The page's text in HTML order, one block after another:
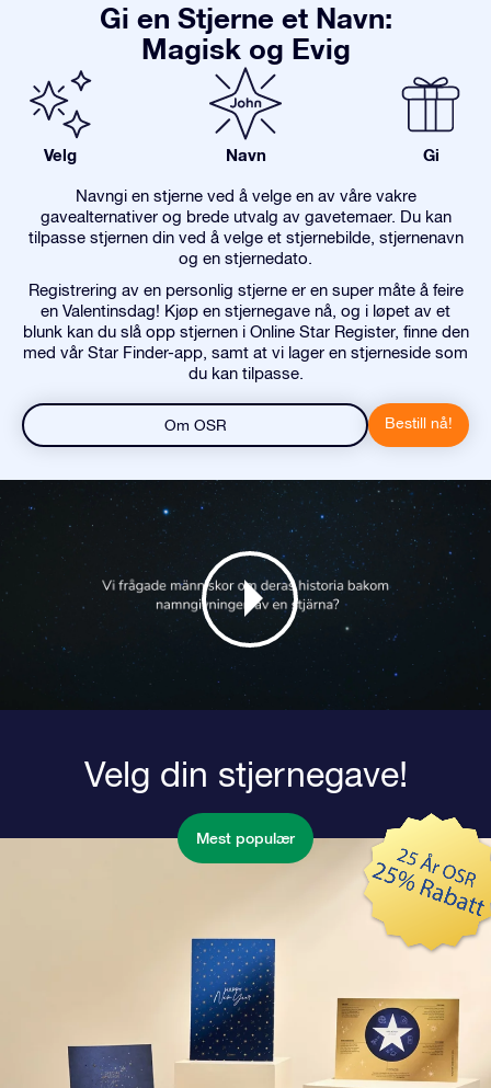
Gi en Stjerne et Navn:
Magisk og Evig
Velg Navn Gi
Navngi en stjerne ved å velge en av våre vakre
gavealternativer og brede utvalg av gavetemaer. Du kan
tilpasse stjernen din ved å velge et stjernebilde, stjernenavn
og en stjernedato.
Registrering av en personlig stjerne er en super måte å feire
en Valentinsdag! Kjøp en stjernegave nå, og i løpet av et
blunk kan du slå opp stjernen i Online Star Register, finne den
med vår Star Finder-app, samt at vi lager en stjerneside som
du kan tilpasse.
Om OSR Bestill nå!
Velg din stjernegave!
Mest populær